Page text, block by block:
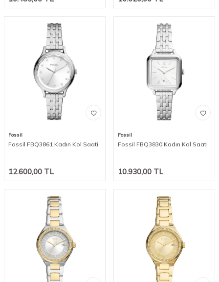
Fossil
Fossil FBQ3861 Kadın Kol Saati
12.600,00 TL
Fossil
Fossil FBQ3830 Kadın Kol Saati
10.930,00 TL